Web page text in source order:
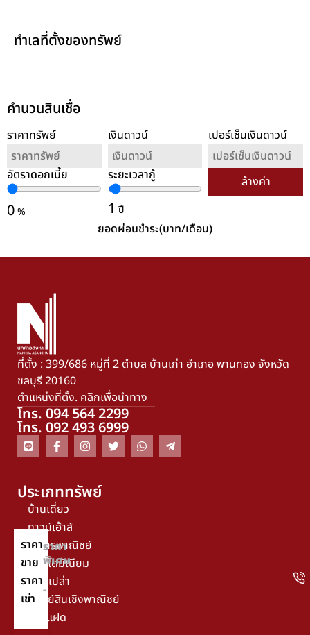
ราคา
ขาย
ราคา
พิเศษ
ราคา
เช่า
-
ทำเลที่ตั้งของทรัพย์
คำนวนสินเชื่อ
ราคาทรัพย์ เงินดาวน์ เปอร์เซ็นเงินดาวน์
อัตราดอกเบี้ย
0%
ระยะเวลากู้
1 ปี
ล้างค่า
ยอดผ่อนชำระ(บาท/เดือน)
ที่ตั้ง : 399/686 หมู่ที่ 2 ตำบล บ้านเก่า อำเภอ พานทอง จังหวัด
ชลบุรี 20160
ตำแหน่งที่ตั้ง. คลิกเพื่อนำทาง
โทร. 094 564 2299
โทร. 092 493 6999
ประเภททรัพย์
บ้านเดี่ยว
ทาวน์เฮ้าส์
อาคารพาณิชย์
คอนโดมิเนียม
ที่ดินเปล่า
ทรัพย์สินเชิงพาณิชย์
บ้านแฝด